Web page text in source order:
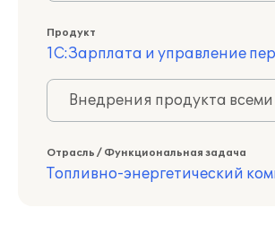
Продукт
1С:Зарплата и управление
Внедрения продукта
Отрасль / Функциональная задача
Топливно-энергетический